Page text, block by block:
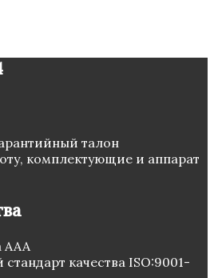
талон
комплектующие и аппарат
ААА
качества ISO:9001-